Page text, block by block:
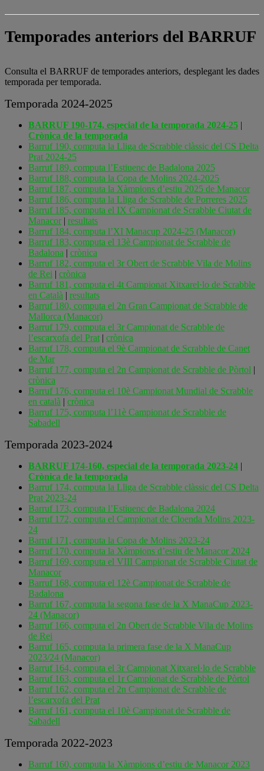
Temporades anteriors del BARRUF
Consulta el BARRUF de temporades anteriors, desplegant les dades
temporada per temporada.
Temporada 2024-2025
BARRUF 190-174, especial de la temporada 2024-25 |
Crònica de la temporada
Barruf 190, computa la Lliga de Scrabble clàssic del CS Delta
Prat 2024-25
Barruf 189, computa l’Estiuenc de Badalona 2025
Barruf 188, computa la Copa de Molins 2024-2025
Barruf 187, computa la Xàmpions d’estiu 2025 de Manacor
Barruf 186, computa la Lliga de Scrabble de Porreres 2025
Barruf 185, computa el IX Campionat de Scrabble Ciutat de
Manacor | resultats
Barruf 184, computa l’XI Manacup 2024-25 (Manacor)
Barruf 183, computa el 13è Campionat de Scrabble de
Badalona | crònica
Barruf 182, computa el 3r Obert de Scrabble Vila de Molins
de Rei | crònica
Barruf 181, computa el 4t Campionat Xitxarel·lo de Scrabble
en Català | resultats
Barruf 180, computa el 2n Gran Campionat de Scrabble de
Mallorca (Manacor)
Barruf 179, computa el 3r Campionat de Scrabble de
l’escarxofa del Prat | crònica
Barruf 178, computa el 9è Campionat de Scrabble de Canet
de Mar
Barruf 177, computa el 2n Campionat de Scrabble de Pòrtol |
crònica
Barruf 176, computa el 10è Campionat Mundial de Scrabble
en català | crònica
Barruf 175, computa l’11è Campionat de Scrabble de
Sabadell
Temporada 2023-2024
BARRUF 174-160, especial de la temporada 2023-24 |
Crònica de la temporada
Barruf 174, computa la Lliga de Scrabble clàssic del CS Delta
Prat 2023-24
Barruf 173, computa l’Estiuenc de Badalona 2024
Barruf 172, computa el Campionat de Cloenda Molins 2023-
24
Barruf 171, computa la Copa de Molins 2023-24
Barruf 170, computa la Xàmpions d’estiu de Manacor 2024
Barruf 169, computa el VIII Campionat de Scrabble Ciutat de
Manacor
Barruf 168, computa el 12è Campionat de Scrabble de
Badalona
Barruf 167, computa la segona fase de la X ManaCup 2023-
24 (Manacor)
Barruf 166, computa el 2n Obert de Scrabble Vila de Molins
de Rei
Barruf 165, computa la primera fase de la X ManaCup
2023/24 (Manacor)
Barruf 164, computa el 3r Campionat Xitxarel·lo de Scrabble
Barruf 163, computa el 1r Campionat de Scrabble de Pòrtol
Barruf 162, computa el 2n Campionat de Scrabble de
l’escarxofa del Prat
Barruf 161, computa el 10è Campionat de Scrabble de
Sabadell
Temporada 2022-2023
Barruf 160, computa la Xàmpions d’estiu de Manacor 2023